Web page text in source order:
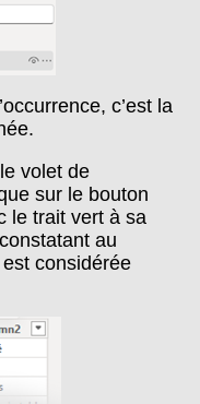
c’est la
volet de
sur le bouton
le trait vert à sa
au
considérée